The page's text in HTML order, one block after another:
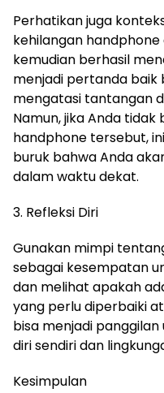
Perhatikan juga
kehilangan
kemudian berhasil
menjadi pertanda baik
mengatasi tantangan
Namun, jika Anda
handphone tersebut,
buruk bahwa Anda
dalam waktu dekat.
3. Refleksi Diri
Gunakan mimpi
sebagai kesempatan
dan melihat apakah
yang perlu diperbaiki
bisa menjadi
diri sendiri dan
Kesimpulan